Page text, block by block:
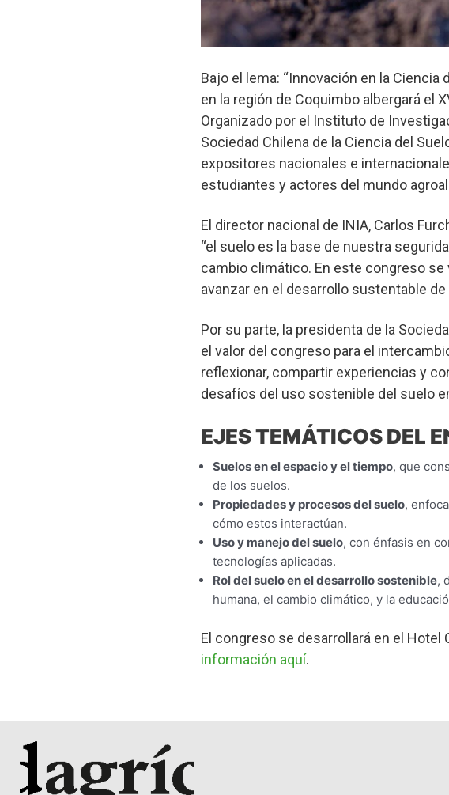
Bajo el lema: “Innovación en la Ciencia
en la región de Coquimbo albergará el
Organizado por el Instituto de
Sociedad Chilena de la Ciencia del
expositores nacionales e
estudiantes y actores del mundo
El director nacional de INIA, Carlos
“el suelo es la base de nuestra
cambio climático. En este congreso
avanzar en el desarrollo sustentable
Por su parte, la presidenta de la
el valor del congreso para el
reflexionar, compartir experiencias y
desafíos del uso sostenible del suelo
EJES TEMÁTICOS DEL
Suelos en el espacio y el tiempo, que
de los suelos.
Propiedades y procesos del suelo,
cómo estos interactúan.
Uso y manejo del suelo, con énfasis en
tecnologías aplicadas.
Rol del suelo en el desarrollo sostenible,
humana, el cambio climático, y la
El congreso se desarrollará en el Hotel
información aquí.